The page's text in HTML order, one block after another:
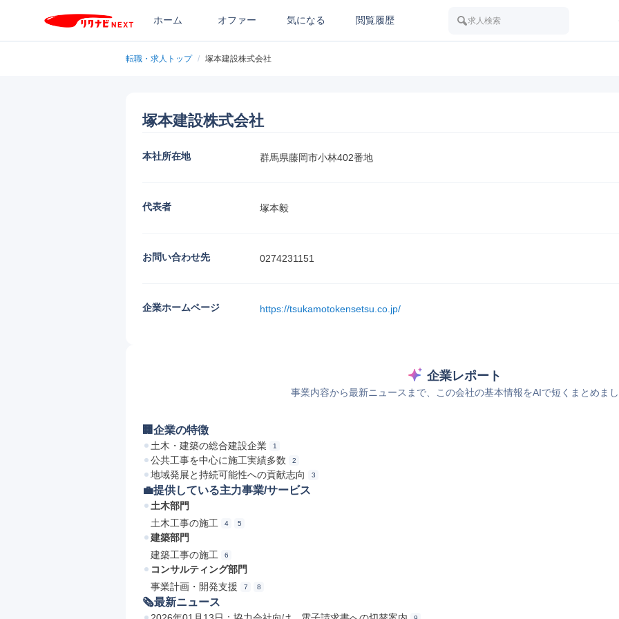
ホーム オファー 気になる 閲覧履歴 求人検索
転職・求人トップ / 塚本建設株式会社
塚本建設株式会社
本社所在地 群馬県藤岡市小林402番地
代表者 塚本毅
お問い合わせ先 0274231151
企業ホームページ https://tsukamotokensetsu.co.jp/
企業レポート
事業内容から最新ニュースまで、この会社の基本情報をAIで短くまとめま
🏢企業の特徴
土木・建築の総合建設企業 1
公共工事を中心に施工実績多数 2
地域発展と持続可能性への貢献志向 3
💼提供している主力事業/サービス
土木部門
土木工事の施工
4 5
建築部門
建築工事の施工
6
コンサルティング部門
事業計画・開発支援
7 8
🗞最新ニュース